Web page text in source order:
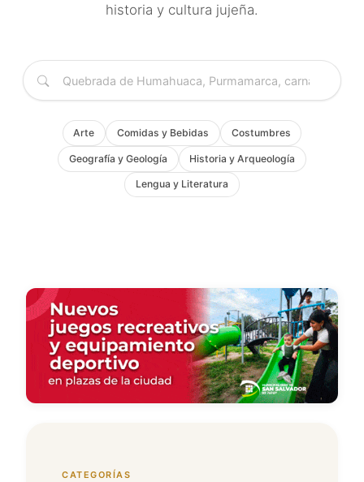
historia y cultura jujeña.
Arte Comidas y Bebidas Costumbres
Geografía y Geología Historia y Arqueología
Lengua y Literatura
CATEGORÍAS